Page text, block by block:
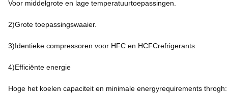
Voor middelgrote en lage temperatuurtoepassingen.
2)Grote toepassingswaaier.
3)Identieke compressoren voor HFC en HCFCrefrigerants
4)Efficiënte energie
Hoge het koelen capaciteit en minimale energyrequirements throgh: